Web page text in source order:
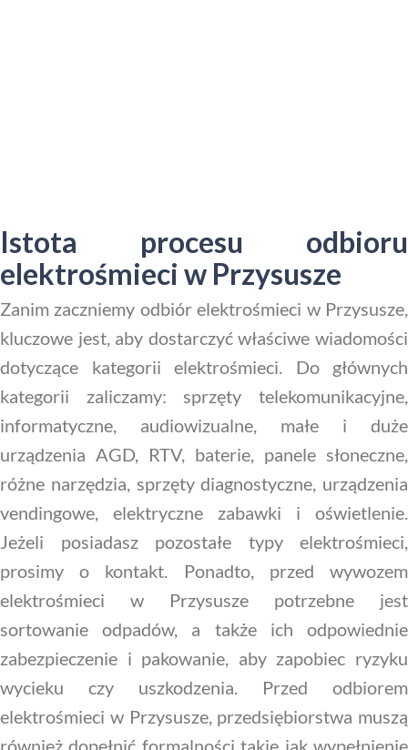
Istota procesu odbioru
elektrośmieci w Przysusze
Zanim zaczniemy odbiór elektrośmieci w Przysusze,
kluczowe jest, aby dostarczyć właściwe wiadomości
dotyczące kategorii elektrośmieci. Do głównych
kategorii zaliczamy: sprzęty telekomunikacyjne,
informatyczne, audiowizualne, małe i duże
urządzenia AGD, RTV, baterie, panele słoneczne,
różne narzędzia, sprzęty diagnostyczne, urządzenia
vendingowe, elektryczne zabawki i oświetlenie.
Jeżeli posiadasz pozostałe typy elektrośmieci,
prosimy o kontakt. Ponadto, przed wywozem
elektrośmieci w Przysusze potrzebne jest
sortowanie odpadów, a także ich odpowiednie
zabezpieczenie i pakowanie, aby zapobiec ryzyku
wycieku czy uszkodzenia. Przed odbiorem
elektrośmieci w Przysusze, przedsiębiorstwa muszą
również dopełnić formalności takie jak wypełnienie